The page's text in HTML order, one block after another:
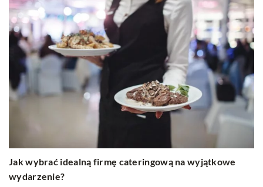
Jak wybrać idealną firmę cateringową na wyjątkowe
wydarzenie?